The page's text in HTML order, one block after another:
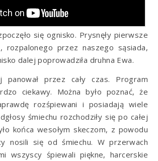
się ognisko. Prysnęły pierwsze
rozpalonego przez naszego sąsiada,
dalej poprowadziła druhna Ewa.
panował przez cały czas. Program
ciekawy. Można było poznać, że
rozśpiewani i posiadają wiele
śmiechu rozchodziły się po całej
końca wesołym skeczom, z powodu
nosili się od śmiechu. W przerwach
wszyscy śpiewali piękne, harcerskie